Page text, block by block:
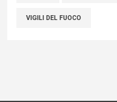
VIGILI DEL FUOCO